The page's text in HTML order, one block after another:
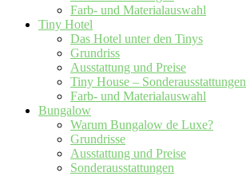
Farb- und Materialauswahl
Tiny Hotel
Das Hotel unter den Tinys
Grundriss
Ausstattung und Preise
Tiny House – Sonderausstattungen
Farb- und Materialauswahl
Bungalow
Warum Bungalow de Luxe?
Grundrisse
Ausstattung und Preise
Sonderausstattungen